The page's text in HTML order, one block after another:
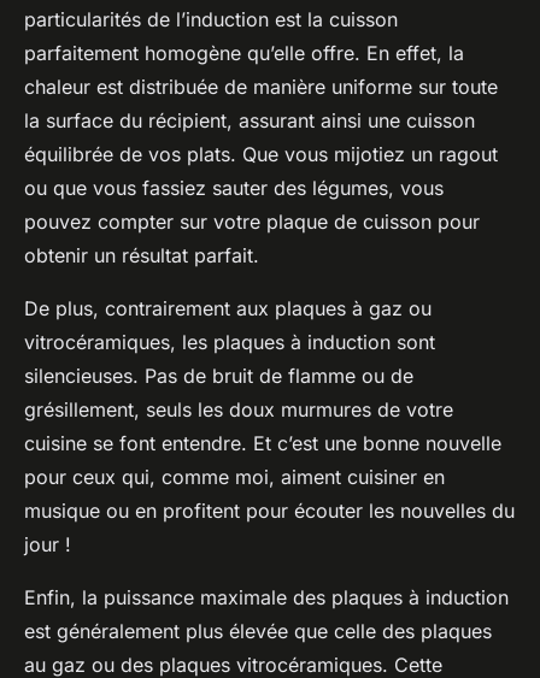
particularités de l’induction est la cuisson
parfaitement homogène qu’elle offre. En effet, la
chaleur est distribuée de manière uniforme sur toute
la surface du récipient, assurant ainsi une cuisson
équilibrée de vos plats. Que vous mijotiez un ragout
ou que vous fassiez sauter des légumes, vous
pouvez compter sur votre plaque de cuisson pour
obtenir un résultat parfait.
De plus, contrairement aux plaques à gaz ou
vitrocéramiques, les plaques à induction sont
silencieuses. Pas de bruit de flamme ou de
grésillement, seuls les doux murmures de votre
cuisine se font entendre. Et c’est une bonne nouvelle
pour ceux qui, comme moi, aiment cuisiner en
musique ou en profitent pour écouter les nouvelles du
jour !
Enfin, la puissance maximale des plaques à induction
est généralement plus élevée que celle des plaques
au gaz ou des plaques vitrocéramiques. Cette